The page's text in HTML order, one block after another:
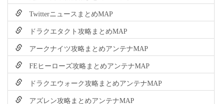
TwitterニュースまとめMAP
ドラクエタクト攻略まとめMAP
アークナイツ攻略まとめアンテナMAP
FEヒーローズ攻略まとめアンテナMAP
ドラクエウォーク攻略まとめアンテナMAP
アズレン攻略まとめアンテナMAP